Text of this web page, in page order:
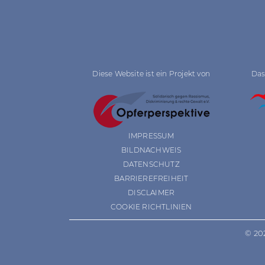
Diese Website ist ein Projekt von
IMPRESSUM
BILDNACHWEIS
DATENSCHUTZ
BARRIEREFREIHEIT
DISCLAIMER
COOKIE RICHTLINIEN
©